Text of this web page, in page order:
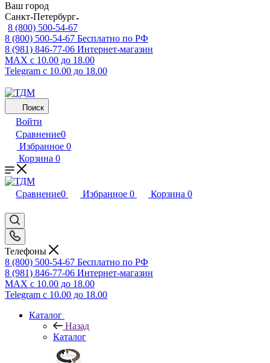
Ваш город
Санкт-Петербург
8 (800) 500-54-67
8 (800) 500-54-67 Бесплатно по РФ
8 (981) 846-77-06 Интернет-магазин
MAX с 10.00 до 18.00
Telegram с 10.00 до 18.00
Поиск
Войти
Сравнение0
Избранное 0
Корзина 0
Сравнение0 Избранное 0 Корзина 0
Телефоны
8 (800) 500-54-67 Бесплатно по РФ
8 (981) 846-77-06 Интернет-магазин
MAX с 10.00 до 18.00
Telegram с 10.00 до 18.00
Каталог
Назад
Каталог